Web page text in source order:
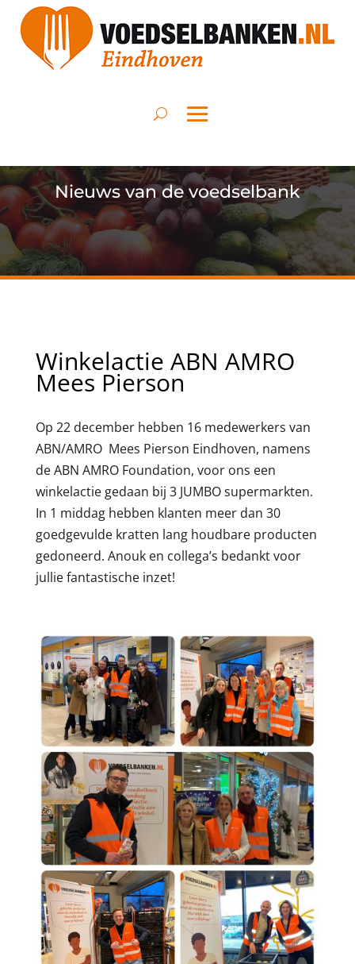
Nieuws van de voedselbank
Winkelactie ABN AMRO
Mees Pierson
Op 22 december hebben 16 medewerkers van
ABN/AMRO Mees Pierson Eindhoven, namens
de ABN AMRO Foundation, voor ons een
winkelactie gedaan bij 3 JUMBO supermarkten.
In 1 middag hebben klanten meer dan 30
goedgevulde kratten lang houdbare producten
gedoneerd. Anouk en collega’s bedankt voor
jullie fantastische inzet!